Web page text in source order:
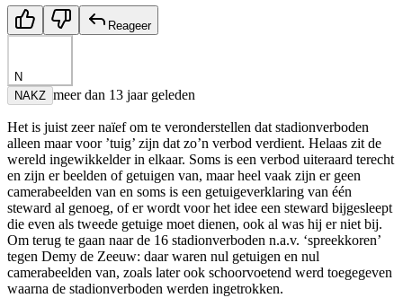
Reageer
N
NAKZ meer dan 13 jaar geleden
Het is juist zeer naïef om te veronderstellen dat stadionverboden
alleen maar voor ’tuig’ zijn dat zo’n verbod verdient. Helaas zit de
wereld ingewikkelder in elkaar. Soms is een verbod uiteraard terecht
en zijn er beelden of getuigen van, maar heel vaak zijn er geen
camerabeelden van en soms is een getuigeverklaring van één
steward al genoeg, of er wordt voor het idee een steward bijgesleept
die even als tweede getuige moet dienen, ook al was hij er niet bij.
Om terug te gaan naar de 16 stadionverboden n.a.v. ‘spreekkoren’
tegen Demy de Zeeuw: daar waren nul getuigen en nul
camerabeelden van, zoals later ook schoorvoetend werd toegegeven
waarna de stadionverboden werden ingetrokken.